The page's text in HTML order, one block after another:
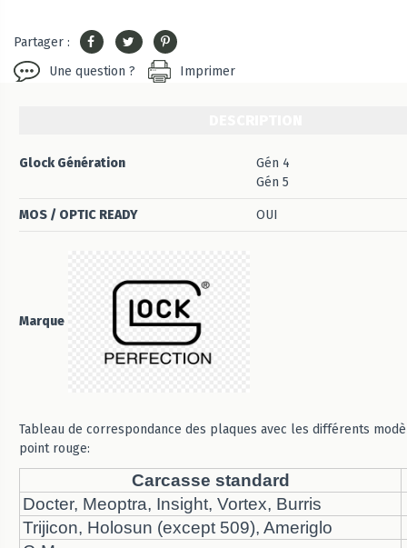
Partager :
Une question ?
Imprimer
Glock Génération
Gén 4
Gén 5
MOS / OPTIC READY OUI
Marque
Tableau de correspondance des plaques avec les différents
point rouge:
Carcasse standard
Docter, Meoptra, Insight, Vortex, Burris
Trijicon, Holosun (except 509), Ameriglo